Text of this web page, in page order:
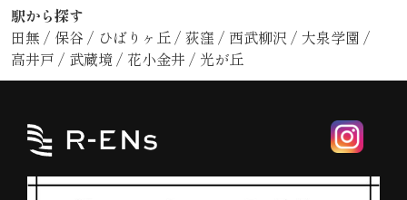
駅から探す
田無 / 保谷 / ひばりヶ丘 / 荻窪 / 西武柳沢 / 大泉学園 /
高井戸 / 武蔵境 / 花小金井 / 光が丘